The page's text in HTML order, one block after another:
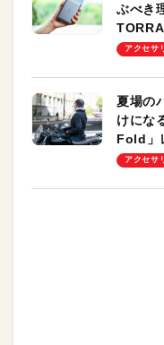
ぶべき
ーも
アクセサ
夏場の
けにな
Fold」
却プレ
アクセサ